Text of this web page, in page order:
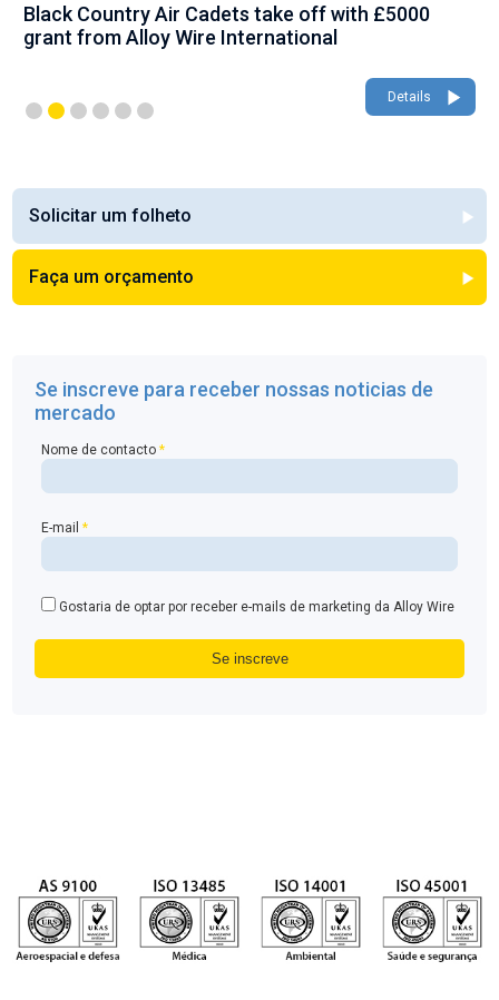
Black Country Air Cadets take off with £5000
grant from Alloy Wire International
Details
Solicitar um folheto
Faça um orçamento
Se inscreve para receber nossas noticias de
mercado
Nome de contacto*
E-mail*
Gostaria de optar por receber e-mails de marketing da Alloy Wire